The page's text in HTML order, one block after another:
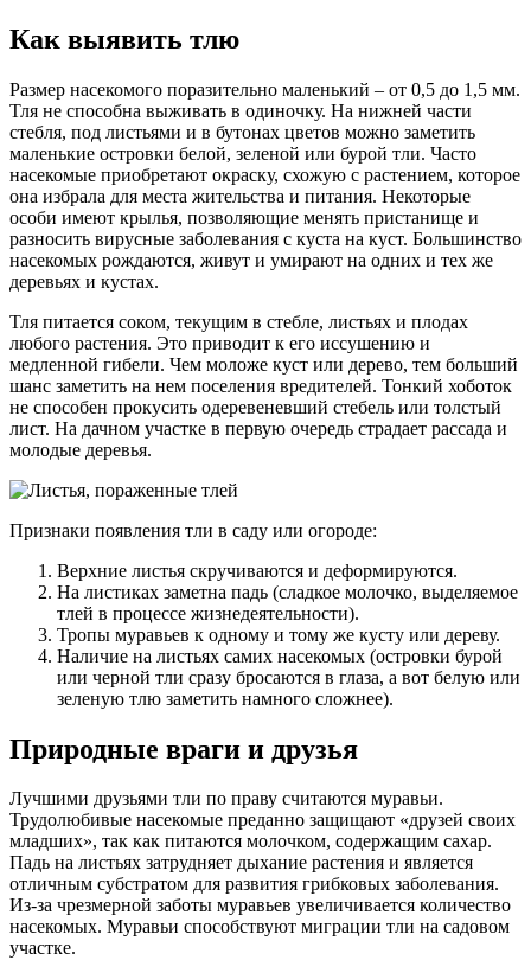
Как выявить тлю
Размер насекомого поразительно маленький – от 0,5 до 1,5 мм.
Тля не способна выживать в одиночку. На нижней части
стебля, под листьями и в бутонах цветов можно заметить
маленькие островки белой, зеленой или бурой тли. Часто
насекомые приобретают окраску, схожую с растением, которое
она избрала для места жительства и питания. Некоторые
особи имеют крылья, позволяющие менять пристанище и
разносить вирусные заболевания с куста на куст. Большинство
насекомых рождаются, живут и умирают на одних и тех же
деревьях и кустах.
Тля питается соком, текущим в стебле, листьях и плодах
любого растения. Это приводит к его иссушению и
медленной гибели. Чем моложе куст или дерево, тем больший
шанс заметить на нем поселения вредителей. Тонкий хоботок
не способен прокусить одеревеневший стебель или толстый
лист. На дачном участке в первую очередь страдает рассада и
молодые деревья.
Признаки появления тли в саду или огороде:
Верхние листья скручиваются и деформируются.
На листиках заметна падь (сладкое молочко, выделяемое
тлей в процессе жизнедеятельности).
Тропы муравьев к одному и тому же кусту или дереву.
Наличие на листьях самих насекомых (островки бурой
или черной тли сразу бросаются в глаза, а вот белую или
зеленую тлю заметить намного сложнее).
Природные враги и друзья
Лучшими друзьями тли по праву считаются муравьи.
Трудолюбивые насекомые преданно защищают «друзей своих
младших», так как питаются молочком, содержащим сахар.
Падь на листьях затрудняет дыхание растения и является
отличным субстратом для развития грибковых заболевания.
Из-за чрезмерной заботы муравьев увеличивается количество
насекомых. Муравьи способствуют миграции тли на садовом
участке.